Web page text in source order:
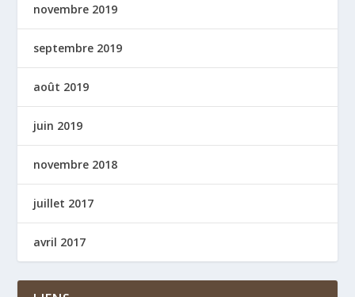
novembre 2019
septembre 2019
août 2019
juin 2019
novembre 2018
juillet 2017
avril 2017